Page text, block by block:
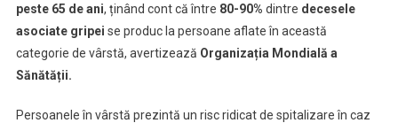
peste 65 de ani, ținând cont că între 80-90% dintre decesele
asociate gripei se produc la persoane aflate în această
categorie de vârstă, avertizează Organizația Mondială a
Sănătății.
Persoanele în vârstă prezintă un risc ridicat de spitalizare în caz